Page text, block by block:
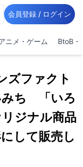
会員登録 / ログイン
ニメ・ゲーム BtoB・
ズファクト
ち 「いろ
ジナル商品
して販売し